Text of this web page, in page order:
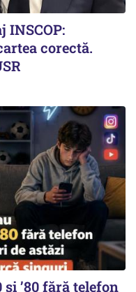
corectă.
’80 fără telefon